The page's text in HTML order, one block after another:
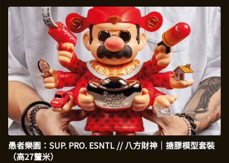
愚者樂園：SUP. PRO. ESNTL // 八方財神｜搪膠模型套裝
（高27釐米）